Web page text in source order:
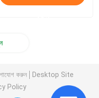
করুন
Desktop Site
Policy